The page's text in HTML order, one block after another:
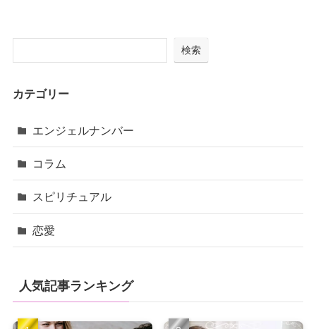
検索
カテゴリー
エンジェルナンバー
コラム
スピリチュアル
恋愛
人気記事ランキング